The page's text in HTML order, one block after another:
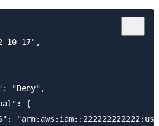
10-17",
"Deny",
{